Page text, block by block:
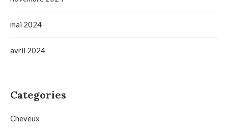
mai 2024
avril 2024
Categories
Cheveux